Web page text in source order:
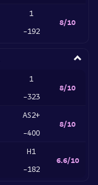
1
-192
8/10
1
-323
8/10
AS2+
-400
8/10
H1
-182
6.6/10